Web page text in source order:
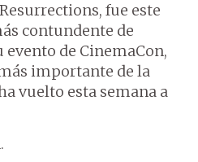
fue este
contundente de
evento de CinemaCon,
importante de la
vuelto esta semana a